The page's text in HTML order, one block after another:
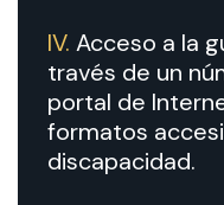
IV. Acceso a la
través de un
portal de
formatos
discapacidad.